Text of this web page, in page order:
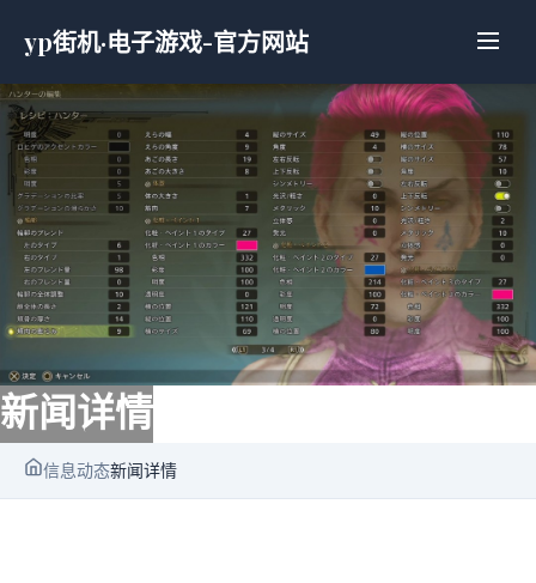
yp街机·电子游戏-官方网站
新闻详情
信息动态新闻详情